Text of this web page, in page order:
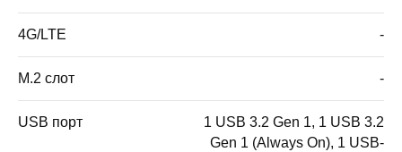
4G/LTE -
M.2 слот -
USB порт
1 USB 3.2 Gen 1, 1 USB 3.2
Gen 1 (Always On), 1 USB-